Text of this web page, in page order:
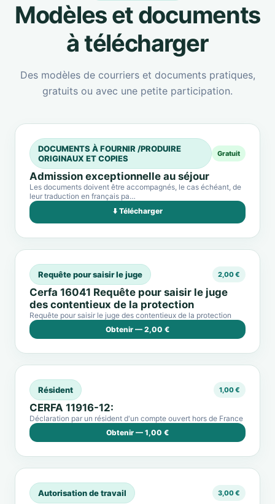
Modèles et documents
à télécharger
Des modèles de courriers et documents pratiques,
gratuits ou avec une petite participation.
DOCUMENTS À FOURNIR /PRODUIRE
ORIGINAUX ET COPIES
Gratuit
Admission exceptionnelle au séjour
Les documents doivent être accompagnés, le cas échéant, de
leur traduction en français pa…
⬇️ Télécharger
Requête pour saisir le juge 2,00 €
Cerfa 16041 Requête pour saisir le juge
des contentieux de la protection
Requête pour saisir le juge des contentieux de la protection
Obtenir — 2,00 €
Résident 1,00 €
CERFA 11916-12:
Déclaration par un résident d'un compte ouvert hors de France
Obtenir — 1,00 €
Autorisation de travail 3,00 €